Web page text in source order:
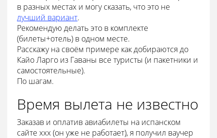
в разных местах и могу сказать, что это не
лучший вариант.
Рекомендую делать это в комплекте
(билеты+отель) в одном месте.
Расскажу на своём примере как добираются до
Кайо Ларго из Гаваны все туристы (и пакетники и
самостоятельные).
По шагам.
Время вылета не известно
Заказав и оплатив авиабилеты на испанском
сайте ххх (он уже не работает), я получил ваучер